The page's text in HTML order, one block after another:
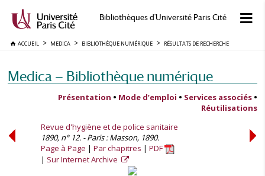
Bibliothèques d'Université Paris Cité
ACCUEIL MEDICA BIBLIOTHÈQUE NUMÉRIQUE RÉSULTATS DE RECHERCHE
Medica — Bibliothèque numérique
Présentation • Mode d’emploi • Services associés •
Réutilisations
Revue d'hygiène et de police sanitaire
1890, n° 12. - Paris : Masson, 1890.
Page à Page
Par chapitres
PDF
Sur Internet Archive